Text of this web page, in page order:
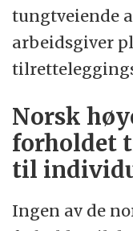
tungtveiende
arbeidsgiver
Norsk
forholdet
til
Ingen av de